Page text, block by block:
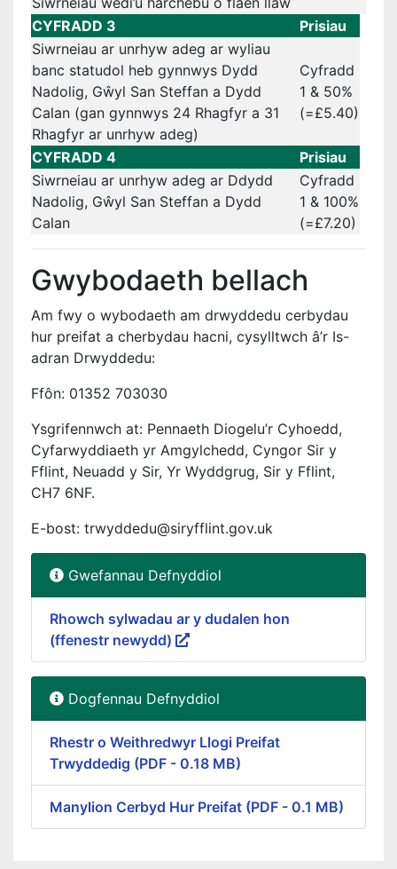
CYFRADD 3
Prisiau
Siwrneiau ar unrhyw adeg ar wyliau
banc statudol heb gynnwys Dydd
Nadolig, Gŵyl San Steffan a Dydd
Calan (gan gynnwys 24 Rhagfyr a 31
Rhagfyr ar unrhyw adeg)
Cyfradd
1 & 50%
(=£5.40)
CYFRADD 4
Prisiau
Siwrneiau ar unrhyw adeg ar Ddydd
Nadolig, Gŵyl San Steffan a Dydd
Calan
Cyfradd
1 & 100%
(=£7.20)
Gwybodaeth bellach
Am fwy o wybodaeth am drwyddedu cerbydau
hur preifat a cherbydau hacni, cysylltwch â’r Is-
adran Drwyddedu:
Ffôn: 01352 703030
Ysgrifennwch at: Pennaeth Diogelu’r Cyhoedd,
Cyfarwyddiaeth yr Amgylchedd, Cyngor Sir y
Fflint, Neuadd y Sir, Yr Wyddgrug, Sir y Fflint,
CH7 6NF.
E-bost: trwyddedu@siryfflint.gov.uk
Gwefannau Defnyddiol
Rhowch sylwadau ar y dudalen hon
(ffenestr newydd)
Dogfennau Defnyddiol
Rhestr o Weithredwyr Llogi Preifat
Trwyddedig (PDF - 0.18 MB)
Manylion Cerbyd Hur Preifat (PDF - 0.1 MB)